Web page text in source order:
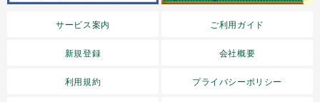
サービス案内 ご利用ガイド
新規登録 会社概要
利用規約 プライバシーポリシー